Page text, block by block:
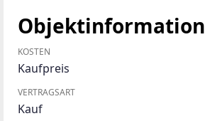
Objektinformation
KOSTEN
Kaufpreis
VERTRAGSART
Kauf